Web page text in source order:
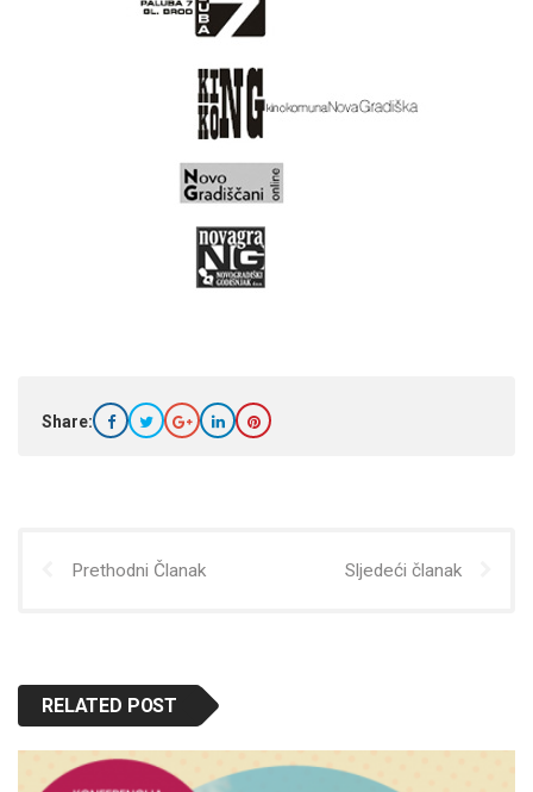
Share:
Prethodni Članak Sljedeći članak
RELATED POST